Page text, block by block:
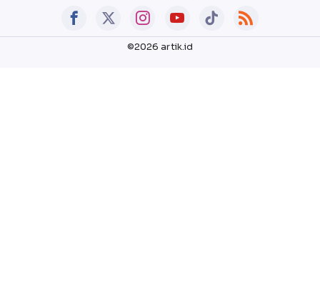
©2026 artik.id